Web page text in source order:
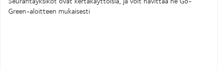
Green-aloitteen mukaisesti